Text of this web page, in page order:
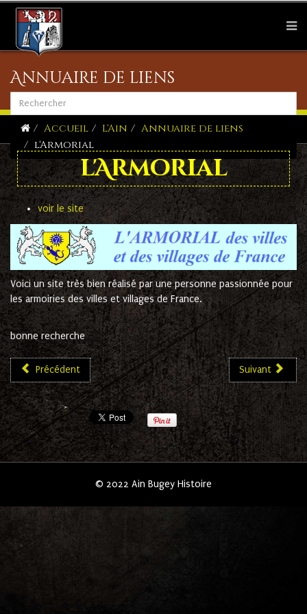
Annuaire de liens
Accueil L'Ain
Annuaire de liens
l'Armorial
l'Armorial
voir le site
Voici un site très bien réalisé par une personne passionnée pour
les armoiries des villes et villages de France.
bonne recherche
Précédent Suivant
© 2022 Ain Bugey Histoire